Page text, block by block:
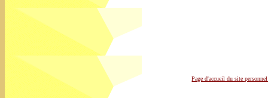
Page d'accueil du site